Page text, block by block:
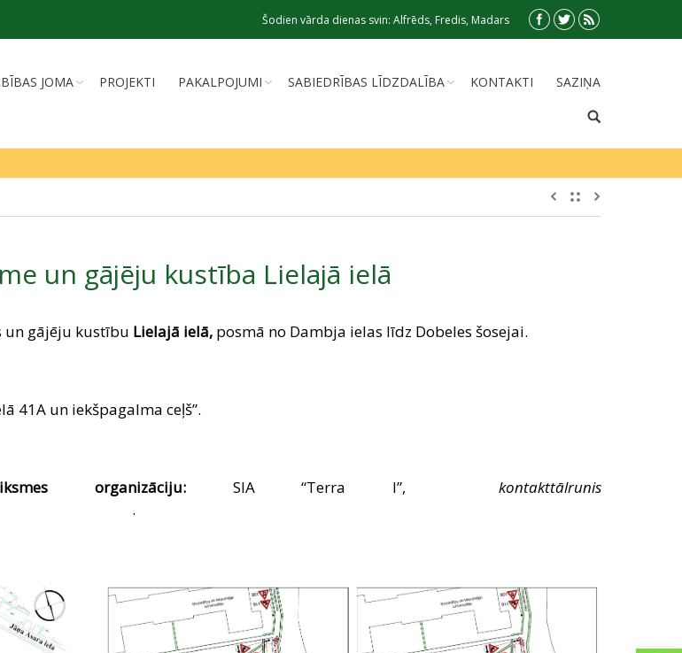
Šodien vārda dienas svin: Alfrēds, Fredis, Madars
JOMA PROJEKTI PAKALPOJUMI SABIEDRĪBAS LĪDZDALĪBA KONTAKTI SAZIŅA
un gājēju kustība Lielajā ielā
un gājēju kustību Lielajā ielā, posmā no Dambja ielas līdz Dobeles šosejai.
41A un iekšpagalma ceļš”.
organizāciju: SIA “Terra I”, kontakttālrunis
.